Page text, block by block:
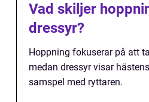
Vad skiljer
dressyr?
Hoppning fokuserar på att
medan dressyr visar
samspel med ryttaren.